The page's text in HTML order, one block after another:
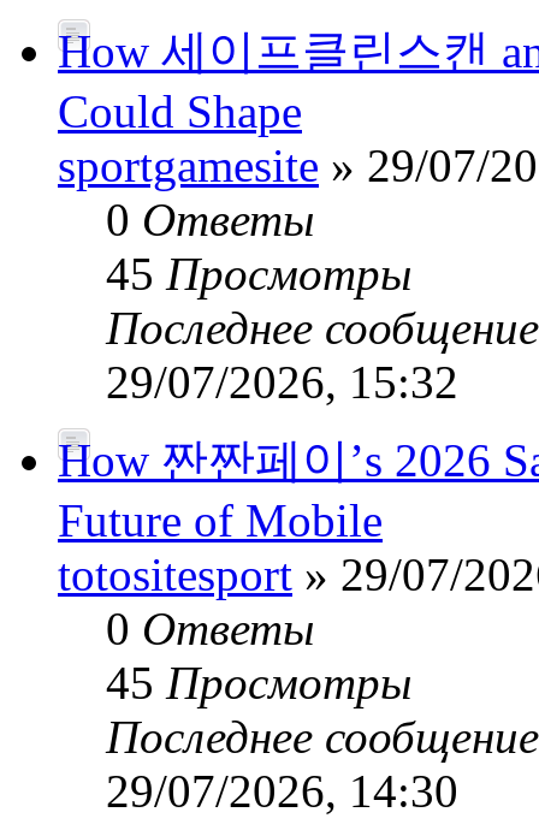
How 세이프클린스캔
Could Shape
sportgamesite » 29/07/
0 Ответы
45 Просмотры
Последнее
29/07/2026, 15:32
How 짠짠페이’s 2026
Future of Mobile
totositesport » 29/07/
0 Ответы
45 Просмотры
Последнее
29/07/2026, 14:30